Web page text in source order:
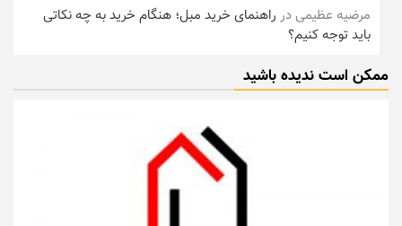
مرضیه عظیمیدر راهنمای خرید مبل؛ هنگام خرید به چه نکاتی
باید توجه کنیم؟
ممکن است ندیده باشید